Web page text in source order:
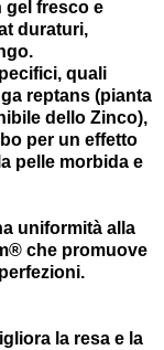
gel fresco e
duraturi,
quali
reptans (pianta
dello Zinco),
per un effetto
pelle morbida e
uniformità alla
che promuove
la resa e la